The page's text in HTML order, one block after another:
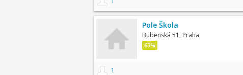
Pole Škola
Bubenská 51, Praha
63%
1